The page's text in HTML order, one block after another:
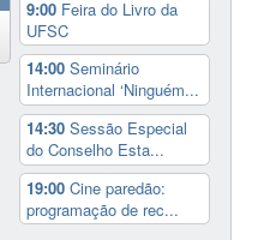
9:00 Feira do Livro da
UFSC
14:00Seminário
Internacional ‘Ninguém...
14:30Sessão Especial
do Conselho Esta...
19:00Cine paredão:
programação de rec...